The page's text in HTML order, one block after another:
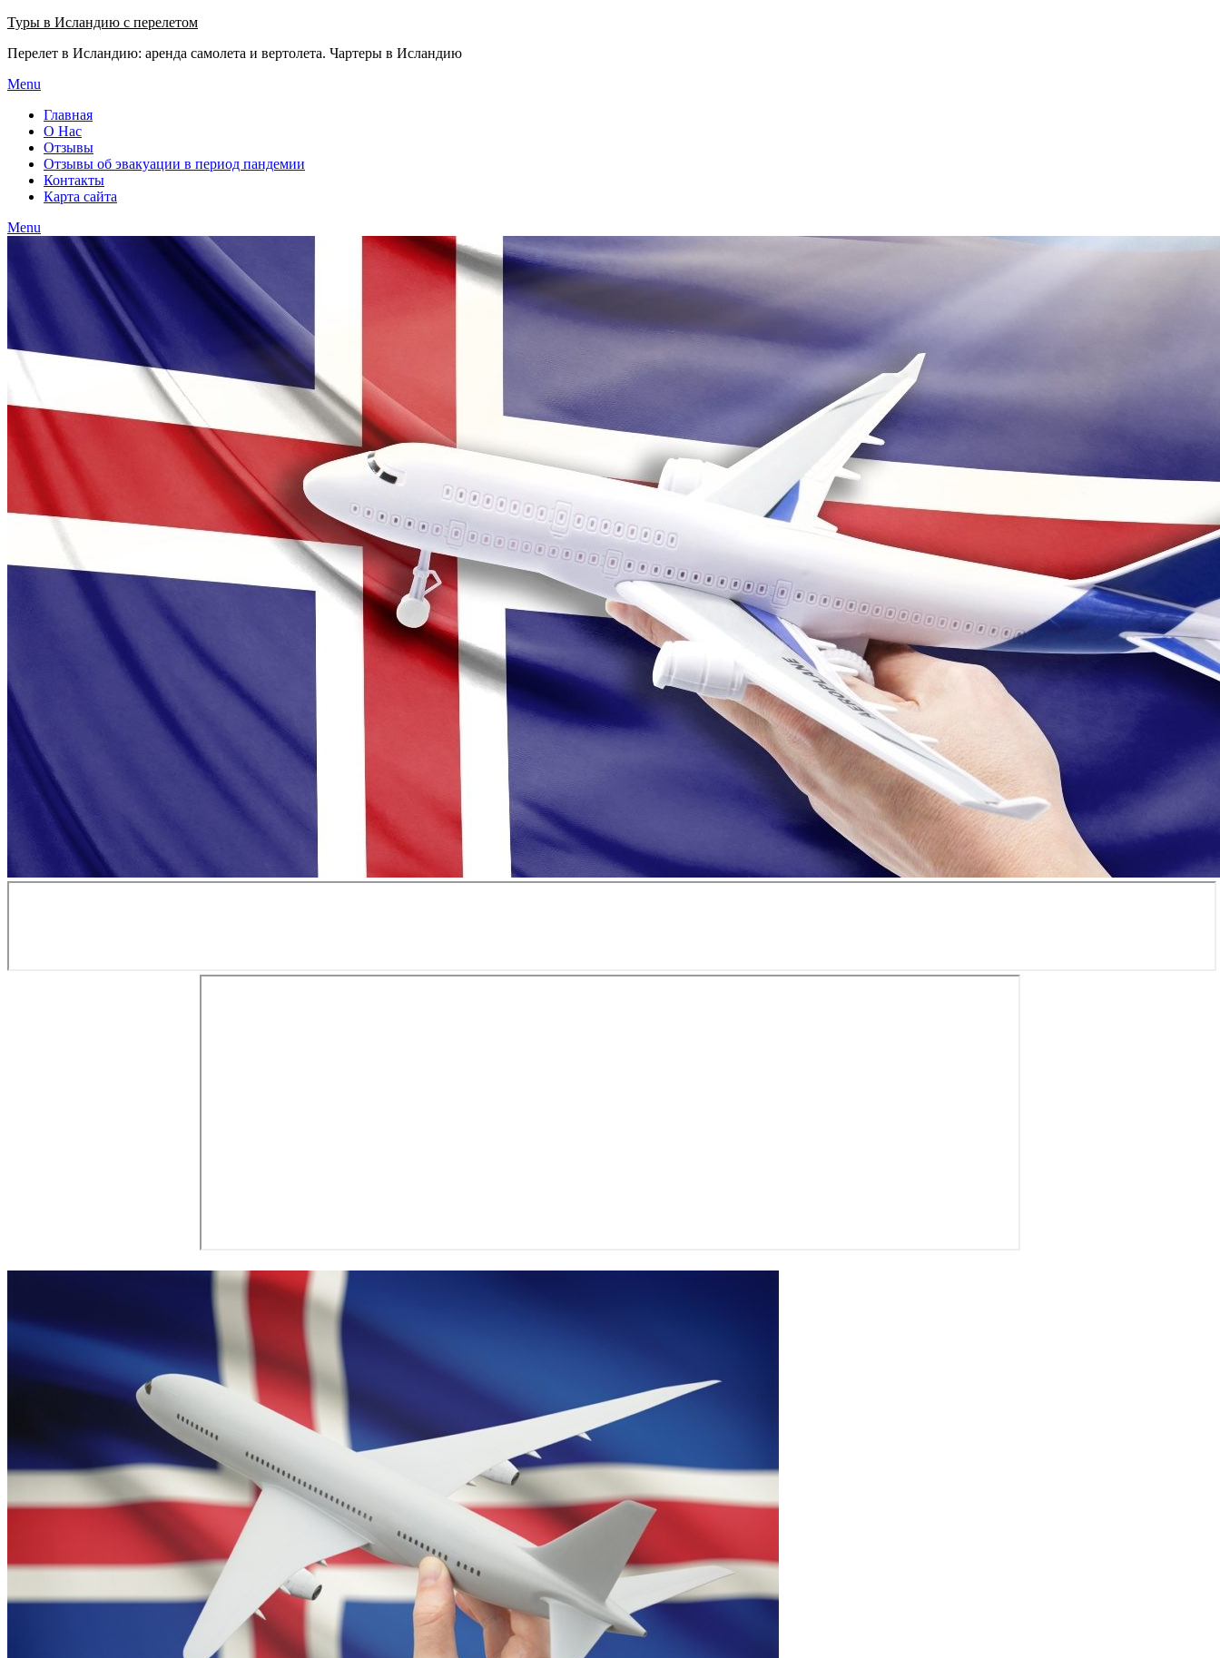
Туры в Исландию с перелетом
Перелет в Исландию: аренда самолета и вертолета. Чартеры в Исландию
Menu
Главная
О Нас
Отзывы
Отзывы об эвакуации в период пандемии
Контакты
Карта сайта
Menu